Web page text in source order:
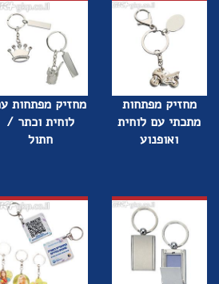
מחזיק מפתחות
מתכתי עם לוחית
ואופנוע
מחזיק מפתחות
לוחית וכתר /
חתול